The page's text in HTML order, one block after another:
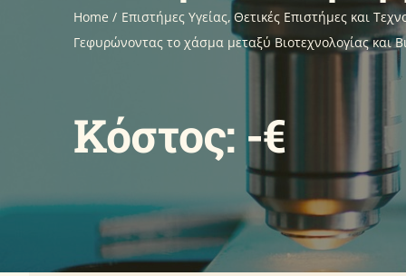
Home Επιστήμες Υγείας Θετικές Επιστήμες και
Γεφυρώνοντας το χάσμα μεταξύ Βιοτεχνολογίας και
Κόστος: -€